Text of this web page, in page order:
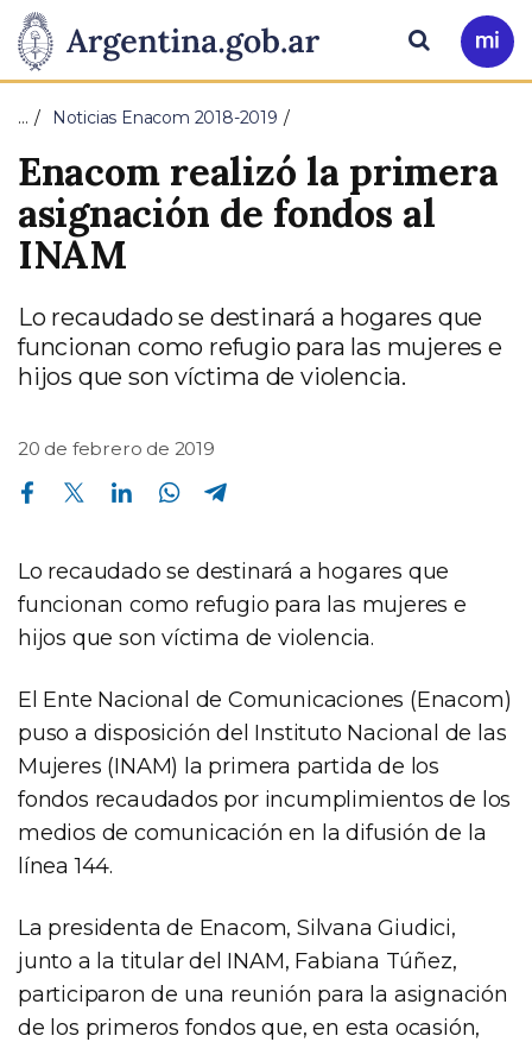
Presidencia
de
la
Nación
Pasar al contenido principal
Ir
a
Buscar
… Noticias Enacom 2018-2019
Enacom realizó la primera
asignación de fondos al
INAM
Lo recaudado se destinará a hogares que
funcionan como refugio para las mujeres e
hijos que son víctima de violencia.
20 de febrero de 2019
Compartir en Facebook Compartir en Twitter Compartir en Linkedin Compartir en Whatsapp
Lo recaudado se destinará a hogares que
funcionan como refugio para las mujeres e
hijos que son víctima de violencia.
El Ente Nacional de Comunicaciones (Enacom)
puso a disposición del Instituto Nacional de las
Mujeres (INAM) la primera partida de los
fondos recaudados por incumplimientos de los
medios de comunicación en la difusión de la
línea 144.
La presidenta de Enacom, Silvana Giudici,
junto a la titular del INAM, Fabiana Túñez,
participaron de una reunión para la asignación
de los primeros fondos que, en esta ocasión,